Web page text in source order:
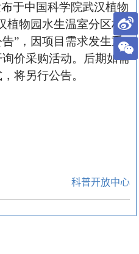
于中国科学院武汉植物
植物园水生温室分区标
”，因项目需求发生重
价采购活动。后期如需
将另行公告。
科普开放中心